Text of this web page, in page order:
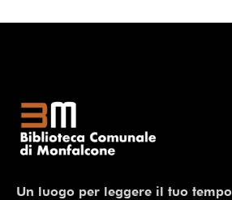
Un luogo per leggere il tuo tempo